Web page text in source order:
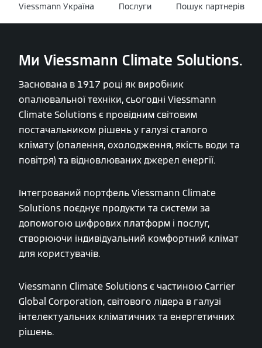
Viessmann Україна Послуги Пошук партнерів
Ми Viessmann Climate Solutions.
Заснована в 1917 році як виробник
опалювальної техніки, сьогодні Viessmann
Climate Solutions є провідним світовим
постачальником рішень у галузі сталого
клімату (опалення, охолодження, якість води та
повітря) та відновлюваних джерел енергії.
Інтегрований портфель Viessmann Climate
Solutions поєднує продукти та системи за
допомогою цифрових платформ і послуг,
створюючи індивідуальний комфортний клімат
для користувачів.
Viessmann Climate Solutions є частиною Carrier
Global Corporation, світового лідера в галузі
інтелектуальних кліматичних та енергетичних
рішень.